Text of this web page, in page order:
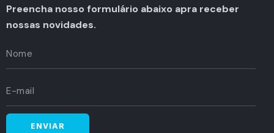
Preencha nosso formulário abaixo apra receber
nossas novidades.